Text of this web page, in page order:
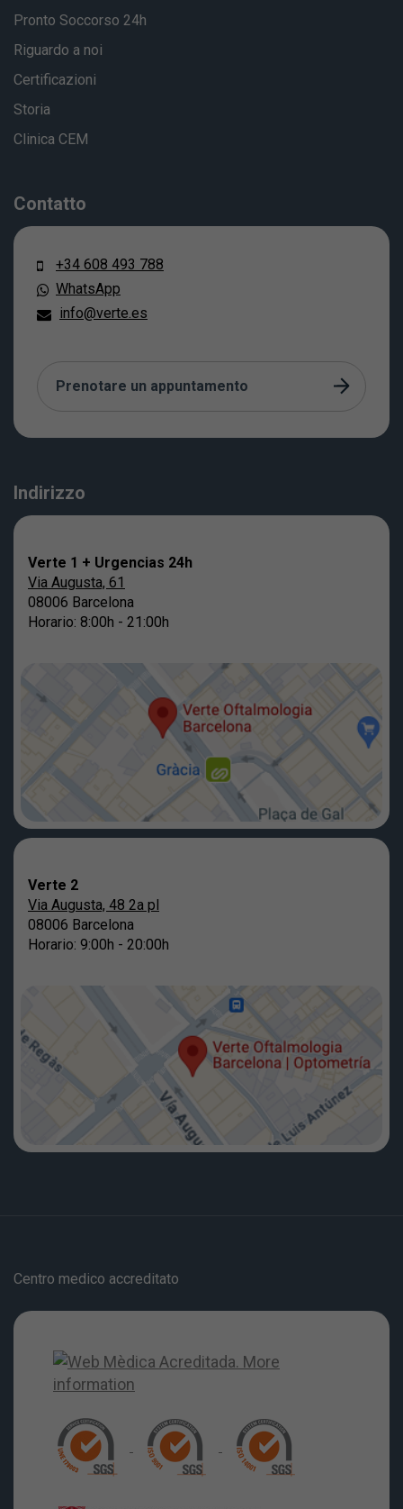
Pronto Soccorso 24h
Riguardo a noi
Certificazioni
Storia
Clinica CEM
Contatto
+34 608 493 788
WhatsApp
info@verte.es
Prenotare un appuntamento
Indirizzo
Verte 1 + Urgencias 24h
Via Augusta, 61
08006 Barcelona
Horario: 8:00h - 21:00h
Verte 2
Via Augusta, 48 2a pl
08006 Barcelona
Horario: 9:00h - 20:00h
Centro medico accreditato